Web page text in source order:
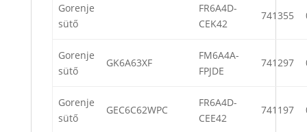
Gorenje
sütő
FR6A4D-
CEK42
741355
Gorenje
sütő
GK6A63XF
FM6A4A-
FPJDE
741297
Gorenje
sütő
GEC6C62WPC
FR6A4D-
CEE42
741197